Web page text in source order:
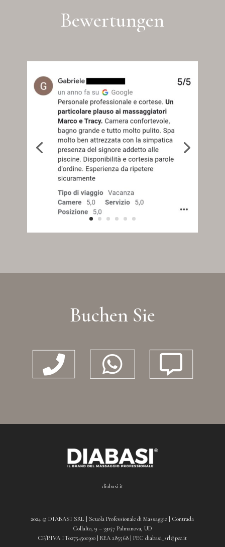
Bewertungen
Buchen Sie
  
diabasi.it
2024 © DIABASI SRL | Scuola Professionale di Massaggio | Contrada
Collalto, 9 – 33057 Palmanova, UD
CF/P.IVA IT02754500300 | REA 285568 | PEC diabasi_srl@pec.it